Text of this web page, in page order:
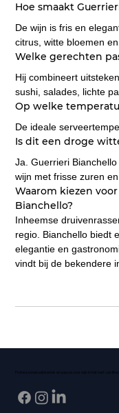
Hoe smaakt
De wijn is fris en
citrus, witte bloemen
Welke gerechten
Hij combineert
sushi, salades, lichte
Op welke
De ideale
Is dit een droge
Ja. Guerrieri
wijn met frisse zuren
Waarom kiezen
Bianchello?
Inheemse
regio. Bianchello biedt
elegantie en
vindt bij de bekendere
Professionele wijnkennis en passie voor wijn in het hart van